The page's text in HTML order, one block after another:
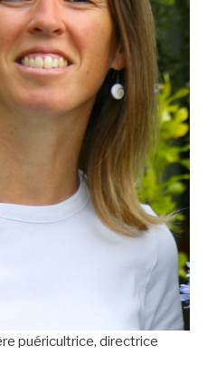
puéricultrice, directrice